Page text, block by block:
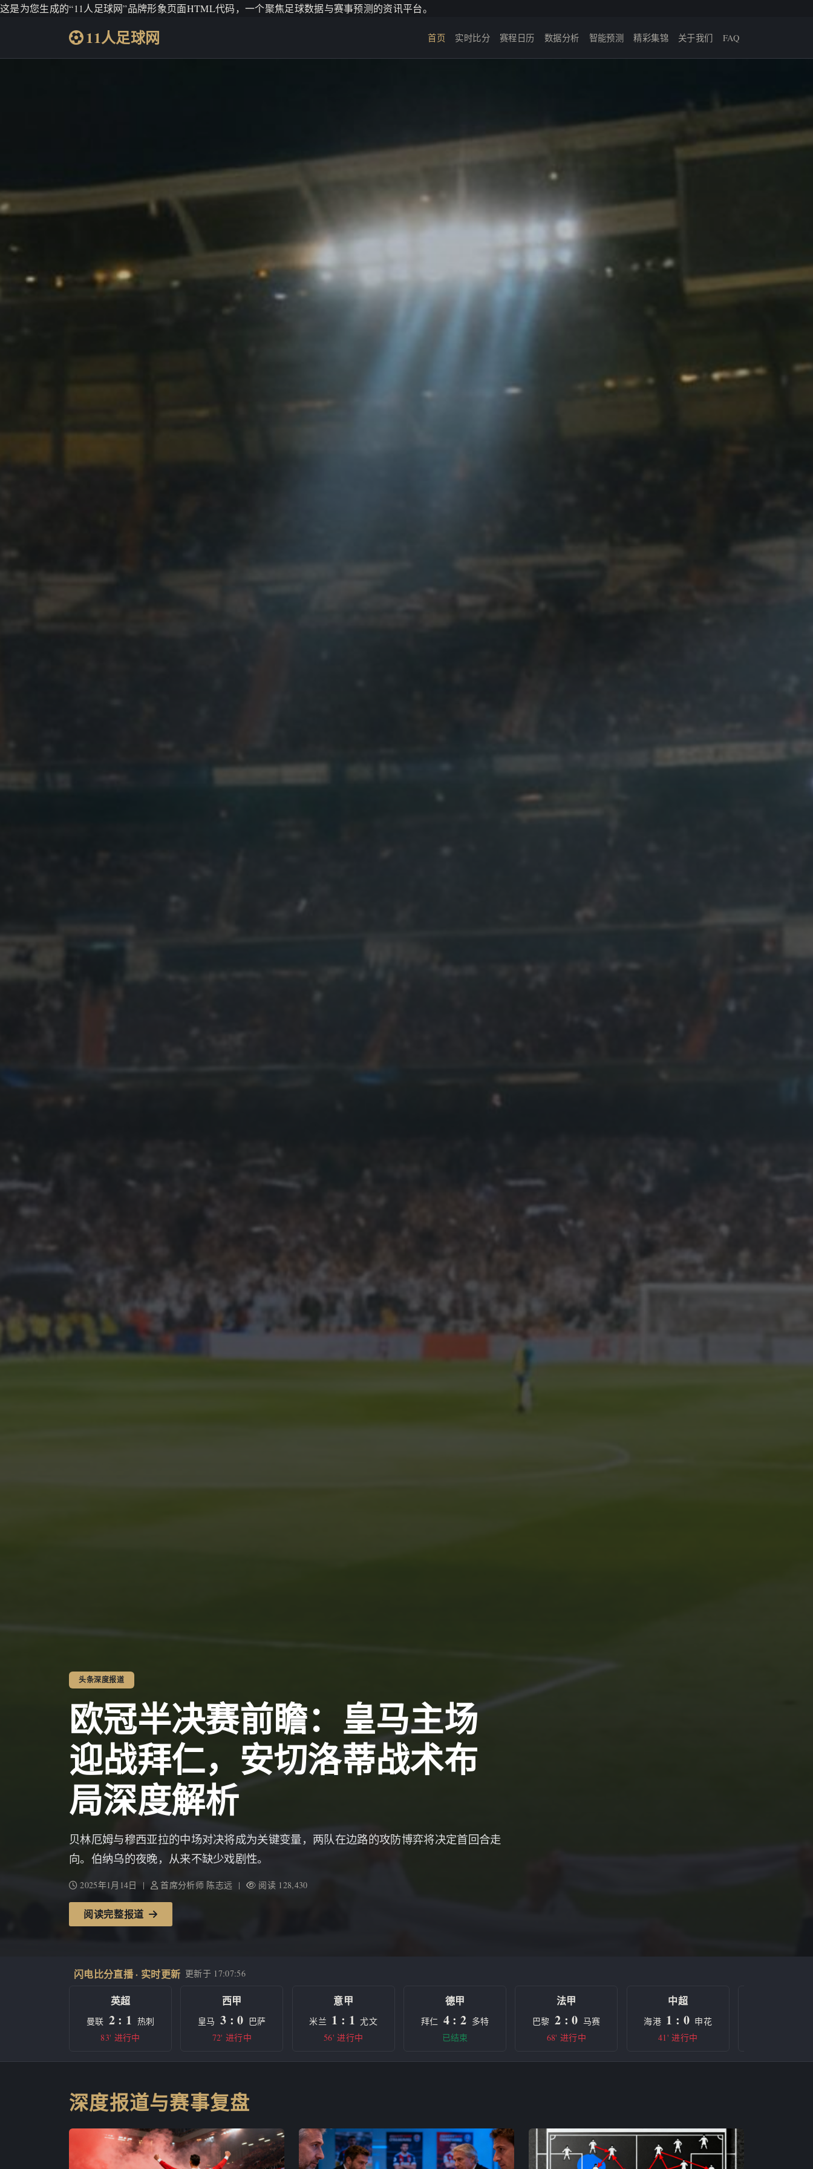
这是为您生成的“11人足球网”品牌形象页面HTML代码，一个聚焦足球数据与赛事预测的资讯平台。
11人足球网 首页 实时比分 赛程日历 数据分析 智能预测 精彩集锦 关于我们 FAQ
头条深度报道
欧冠半决赛前瞻：皇马主场
迎战拜仁，安切洛蒂战术布
局深度解析
贝林厄姆与穆西亚拉的中场对决将成为关键变量，两队在边路的攻防博弈将决定首回合走
向。伯纳乌的夜晚，从来不缺少戏剧性。
2025年1月14日 | 首席分析师 陈志远 | 阅读 128,430
阅读完整报道
闪电比分直播 · 实时更新 更新于 17:08:11
英超
曼联 2 : 1 热刺
83' 进行中
西甲
皇马 3 : 0 巴萨
72' 进行中
意甲
米兰 1 : 1 尤文
56' 进行中
德甲
拜仁 4 : 2 多特
已结束
法甲
巴黎 2 : 0 马赛
68' 进行中
中超
海港 1 : 0 申花
41' 进行中
深度报道与赛事复盘